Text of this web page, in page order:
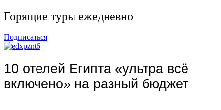
Горящие туры ежедневно
Подписаться
10 отелей Египта «ультра всё
включено» на разный бюджет